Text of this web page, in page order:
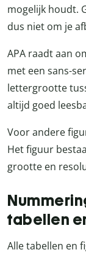
mogelijk houdt.
dus niet om je
APA raadt aan
met een sans-
lettergrootte
altijd goed
Voor andere
Het figuur
grootte en
tabellen
Alle tabellen en